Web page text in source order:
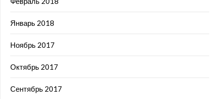
Январь 2018
Ноябрь 2017
Октябрь 2017
Сентябрь 2017